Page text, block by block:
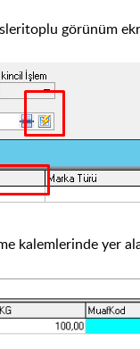
görünüm
kalemlerinde yer